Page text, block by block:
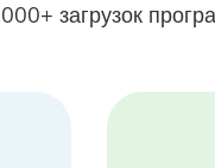
загрузок